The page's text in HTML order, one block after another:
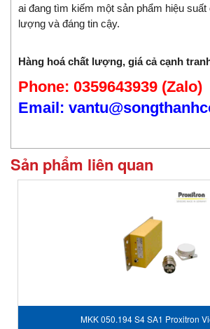
ai đang tìm kiếm một sản phẩm hiệu suất
lượng và đáng tin cậy.
Hàng hoá chất lượng, giá cả cạnh
Phone: 0359643939 (Zalo)
Email:
Sản phẩm liên quan
MKK 050.194 S4 SA1 Proxitron